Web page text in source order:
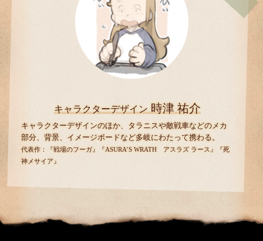
キャラクターデザイン 時津 祐介
キャラクターデザインのほか、タラニスや敵戦車などのメカ
部分、背景、イメージボードなど多岐にわたって携わる。
代表作：『戦場のフーガ』『ASURA’S WRATH アスラズ ラース』『死
神メサイア』